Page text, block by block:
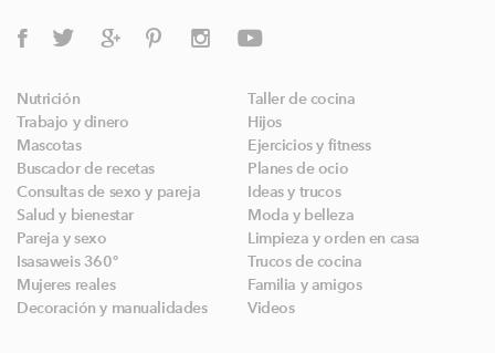
Nutrición
Taller de cocina
Trabajo y dinero
Hijos
Mascotas
Ejercicios y fitness
Buscador de recetas
Planes de ocio
Consultas de sexo y pareja
Ideas y trucos
Salud y bienestar
Moda y belleza
Pareja y sexo
Limpieza y orden en casa
Isasaweis 360º
Trucos de cocina
Mujeres reales
Familia y amigos
Decoración y manualidades
Videos